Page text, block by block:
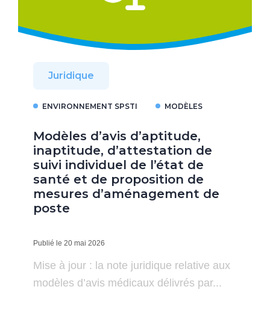
Juridique
ENVIRONNEMENT SPSTI MODÈLES
Modèles d’avis d’aptitude,
inaptitude, d’attestation de
suivi individuel de l’état de
santé et de proposition de
mesures d’aménagement de
poste
Publié le 20 mai 2026
Mise à jour : la note juridique relative aux
modèles d’avis médicaux délivrés par...